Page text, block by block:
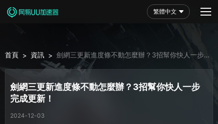
繁體中文
首頁 > 資訊 > 劍網三更新進度條不動怎麼辦？3招幫你快人一步
完成更新！
劍網三更新進度條不動怎麼辦？3招幫你快人一步
完成更新！
2024-12-03